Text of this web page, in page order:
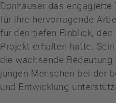
Donhauser das engagierte
für ihre hervorragende
für den tiefen Einblick, den
Projekt erhalten hatte.
die wachsende
jungen Menschen bei der
und Entwicklung